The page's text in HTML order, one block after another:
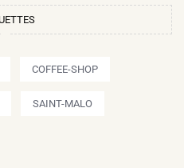
COFFEE-SHOP
SAINT-MALO